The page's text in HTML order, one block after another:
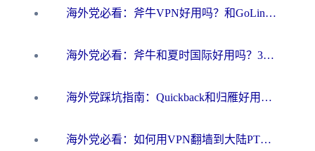
海外党必看：斧牛VPN好用吗？和GoLinkVPN对比哪个回国效果更好？
海外党必看：斧牛和夏时国际好用吗？3步选对回国加速器，无缝刷国内资源
海外党踩坑指南：Quickback和归雁好用吗？选对加速器才能无缝刷国内资源
海外党必看：如何用VPN翻墙到大陆PTT？一篇解决你所有回国加速痛点